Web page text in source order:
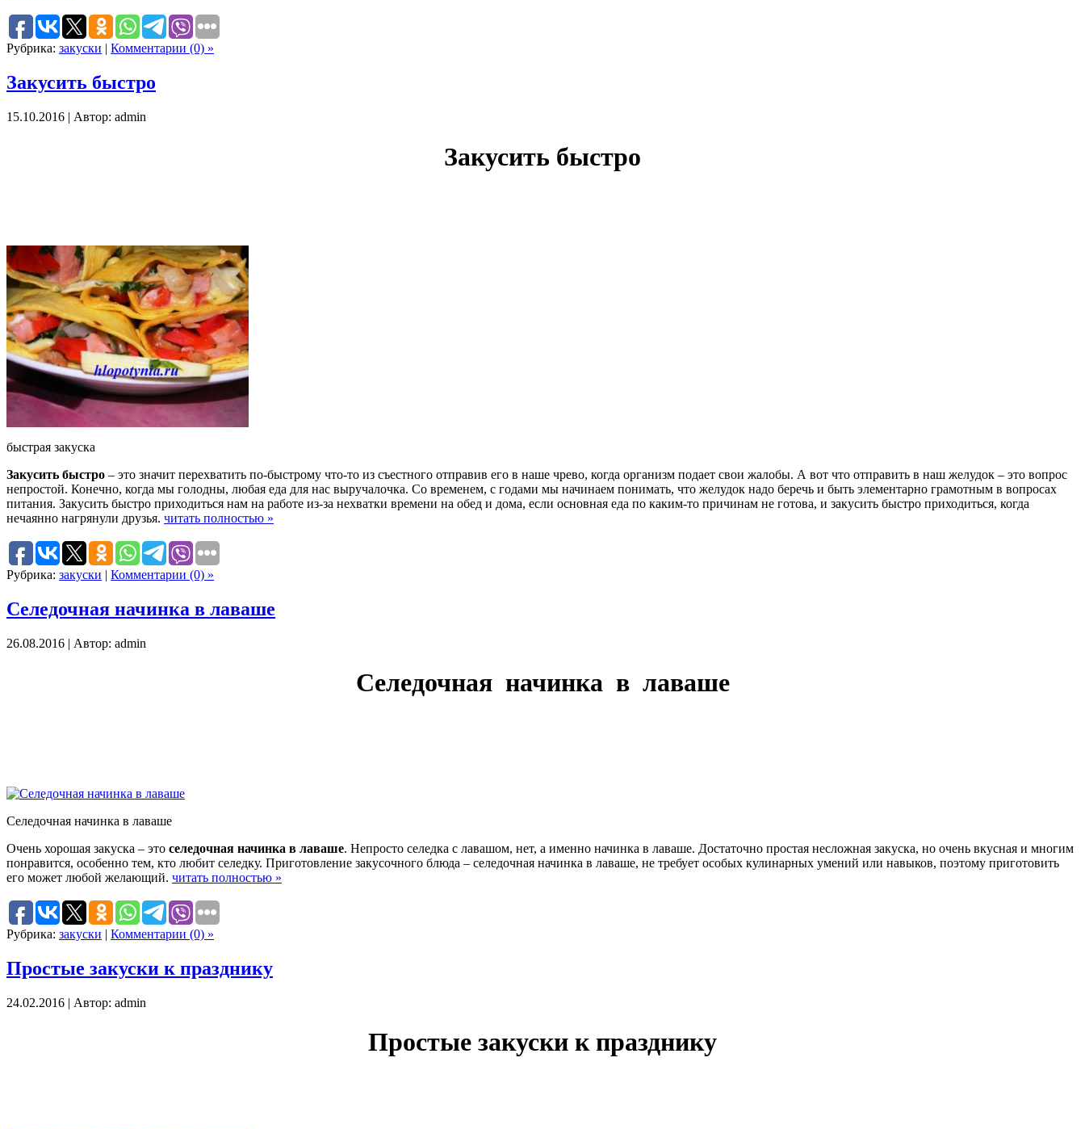
Рубрика: закуски | Комментарии (0) »
Закусить быстро
15.10.2016 | Автор: admin
Закусить быстро
быстрая закуска
Закусить быстро – это значит перехватить по-быстрому что-то из съестного отправив его в наше чрево, когда организм подает свои жалобы. А вот что отправить в наш желудок – это вопрос
непростой. Конечно, когда мы голодны, любая еда для нас выручалочка. Со временем, с годами мы начинаем понимать, что желудок надо беречь и быть элементарно грамотным в вопросах
питания. Закусить быстро приходиться нам на работе из-за нехватки времени на обед и дома, если основная еда по каким-то причинам не готова, и закусить быстро приходиться, когда
нечаянно нагрянули друзья. читать полностью »
Рубрика: закуски | Комментарии (0) »
Селедочная начинка в лаваше
26.08.2016 | Автор: admin
Селедочная начинка в лаваше
Селедочная начинка в лаваше
Очень хорошая закуска – это селедочная начинка в лаваше. Непросто селедка с лавашом, нет, а именно начинка в лаваше. Достаточно простая несложная закуска, но очень вкусная и многим
понравится, особенно тем, кто любит селедку. Приготовление закусочного блюда – селедочная начинка в лаваше, не требует особых кулинарных умений или навыков, поэтому приготовить
его может любой желающий. читать полностью »
Рубрика: закуски | Комментарии (0) »
Простые закуски к празднику
24.02.2016 | Автор: admin
Простые закуски к празднику